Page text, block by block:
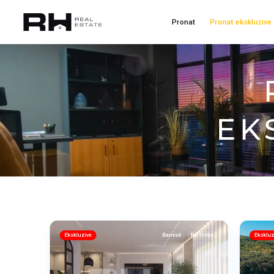
Pronat Pronat ekskluzive
Emshir
Ekskluzive Banesë Në Shitje